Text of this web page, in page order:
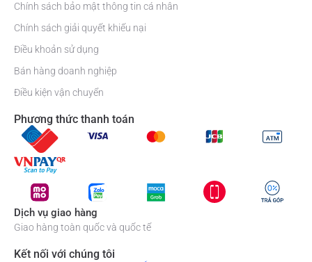
Chính sách bảo mật thông tin cá nhân
Chính sách giải quyết khiếu nại
Điều khoản sử dụng
Bán hàng doanh nghiệp
Điều kiện vận chuyển
Phương thức thanh toán
Dịch vụ giao hàng
Giao hàng toàn quốc và quốc tế
Kết nối với chúng tôi